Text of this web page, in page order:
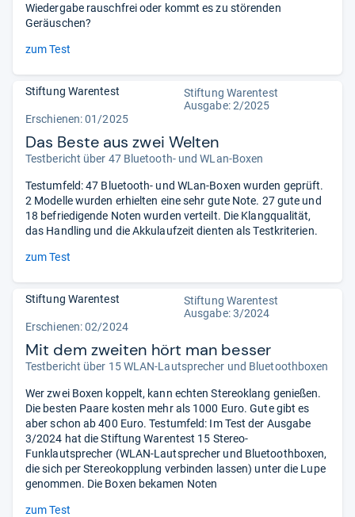
Wiedergabe rauschfrei oder kommt es zu störenden
Geräuschen?
zum Test
Stiftung Warentest
Stiftung Warentest
Ausgabe: 2/2025
Erschienen: 01/2025
Das Beste aus zwei Welten
Testbericht über 47 Bluetooth- und WLan-Boxen
Testumfeld: 47 Bluetooth- und WLan-Boxen wurden geprüft.
2 Modelle wurden erhielten eine sehr gute Note. 27 gute und
18 befriedigende Noten wurden verteilt. Die Klangqualität,
das Handling und die Akkulaufzeit dienten als Testkriterien.
zum Test
Stiftung Warentest
Stiftung Warentest
Ausgabe: 3/2024
Erschienen: 02/2024
Mit dem zweiten hört man besser
Testbericht über 15 WLAN-Lautsprecher und Bluetoothboxen
Wer zwei Boxen koppelt, kann echten Stereoklang genießen.
Die besten Paare kosten mehr als 1000 Euro. Gute gibt es
aber schon ab 400 Euro. Testumfeld: Im Test der Ausgabe
3/2024 hat die Stiftung Warentest 15 Stereo-
Funklautsprecher (WLAN-Lautsprecher und Bluetoothboxen,
die sich per Stereokopplung verbinden lassen) unter die Lupe
genommen. Die Boxen bekamen Noten
zum Test